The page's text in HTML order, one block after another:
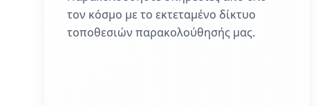
τον κόσμο με το εκτεταμένο δίκτυο
τοποθεσιών παρακολούθησής μας.